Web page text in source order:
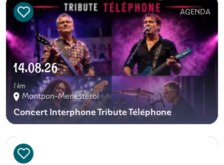
AGENDA
14.08.26
1 km
Montpon-Menesterol
Concert Interphone Tribute Téléphone